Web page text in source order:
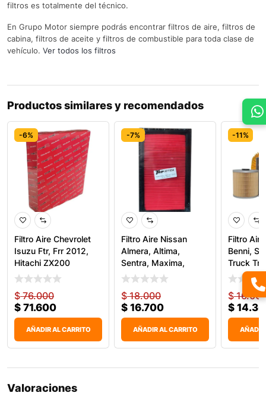
filtros es totalmente del técnico.
En Grupo Motor siempre podrás encontrar filtros de aire, filtros de
cabina, filtros de aceite y filtros de combustible para toda clase de
vehículo. Ver todos los filtros
Productos similares y recomendados
-6%
Filtro Aire Chevrolet
Isuzu Ftr, Frr 2012,
Hitachi ZX200
$76.000
$ 71.600
AÑADIR AL CARRITO
-7%
Filtro Aire Nissan
Almera, Altima,
Sentra, Maxima,
Subaru
$18.000
$ 16.700
AÑADIR AL CARRITO
-11%
Filtro
Benni,
Truck
$
$
AÑADIR
Valoraciones